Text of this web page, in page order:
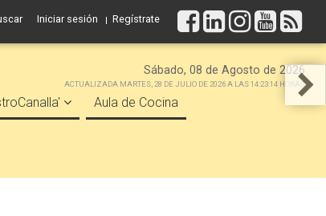
Iniciar sesión Regístrate
Sábado, 08 de Agosto de 2026
ACTUALIZADA MARTES, 28 DE JULIO DE 2026 A LAS 14:23:14 HORAS
Aula de Cocina